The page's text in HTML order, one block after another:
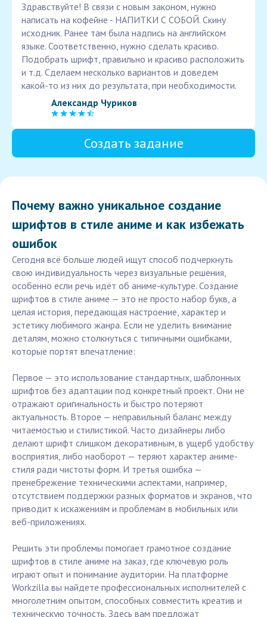
Здравствуйте! В связи с новым законом, нужно
написать на кофейне - НАПИТКИ С СОБОЙ. Скину
исходник. Ранее там была надпись на английском
языке. Соответственно, нужно сделать красиво.
Подобрать шрифт, правильно и красиво расположить
и т.д. Сделаем несколько вариантов и доведем
какой-то из них до результата, при необходимости.
Александр Чуриков
Создать задание
Почему важно уникальное создание
шрифтов в стиле аниме и как избежать
ошибок
Сегодня всё больше людей ищут способ подчеркнуть
свою индивидуальность через визуальные решения,
особенно если речь идёт об аниме-культуре. Создание
шрифтов в стиле аниме — это не просто набор букв, а
целая история, передающая настроение, характер и
эстетику любимого жанра. Если не уделить внимание
деталям, можно столкнуться с типичными ошибками,
которые портят впечатление:
Первое — это использование стандартных, шаблонных
шрифтов без адаптации под конкретный проект. Они не
отражают оригинальность и быстро потеряют
актуальность. Второе — неправильный баланс между
читаемостью и стилистикой. Часто дизайнеры либо
делают шрифт слишком декоративным, в ущерб удобству
восприятия, либо наоборот — теряют характер аниме-
стиля ради чистоты форм. И третья ошибка —
пренебрежение техническими аспектами, например,
отсутствием поддержки разных форматов и экранов, что
приводит к искажениям и проблемам в мобильных или
веб-приложениях.
Решить эти проблемы помогает грамотное создание
шрифтов в стиле аниме на заказ, где ключевую роль
играют опыт и понимание аудитории. На платформе
Workzilla вы найдете профессиональных исполнителей с
многолетним опытом, способных совместить креатив и
техническую точность. Здесь вам предложат